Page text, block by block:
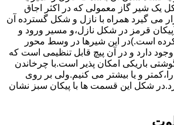
یک شیر گاز معمولی که در اکثر اجاق
می گیرد همراه با نازل و شکل گسترده آن
قرمز در شکل نازل،و مسیر ورود و
است.)در این شیرها در وسط محور
دارد و در آن پیچ قابل تنظیمی است که
باریکی امکان پذیر است.با چرخاندن
و یا بیشتر می کنیم.ولی بر روی
شکل این قسمت ها با پیکان سبز نشان